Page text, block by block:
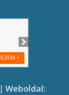
Weboldal: